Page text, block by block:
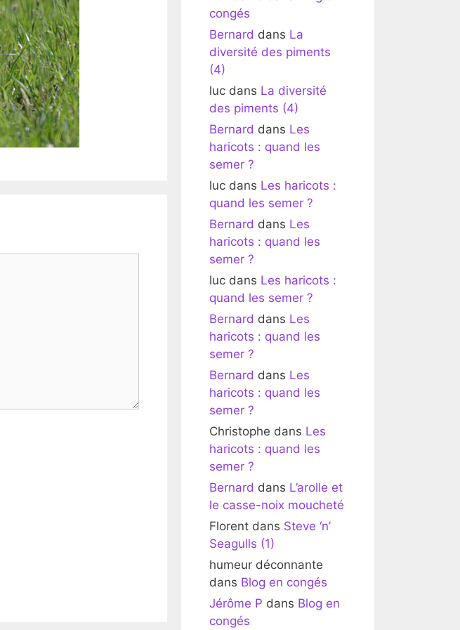
congés
Bernard dans La
diversité des piments
(4)
luc dans La diversité
des piments (4)
Bernard dans Les
haricots : quand les
semer ?
luc dans Les haricots :
quand les semer ?
Bernard dans Les
haricots : quand les
semer ?
luc dans Les haricots :
quand les semer ?
Bernard dans Les
haricots : quand les
semer ?
Bernard dans Les
haricots : quand les
semer ?
Christophe dans Les
haricots : quand les
semer ?
Bernard dans L’arolle et
le casse-noix moucheté
Florent dans Steve ‘n’
Seagulls (1)
humeur déconnante
dans Blog en congés
Jérôme P dans Blog en
congés